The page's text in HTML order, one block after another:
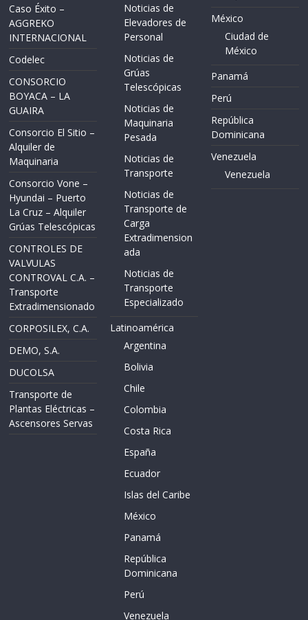
Caso Éxito –
AGGREKO
INTERNACIONAL
Codelec
CONSORCIO
BOYACA – LA
GUAIRA
Consorcio El Sitio –
Alquiler de
Maquinaria
Consorcio Vone –
Hyundai – Puerto
La Cruz – Alquiler
Grúas Telescópicas
CONTROLES DE
VALVULAS
CONTROVAL C.A. –
Transporte
Extradimensionado
CORPOSILEX, C.A.
DEMO, S.A.
DUCOLSA
Transporte de
Plantas Eléctricas –
Ascensores Servas
Noticias de
Elevadores de
Personal
Noticias de
Grúas
Telescópicas
Noticias de
Maquinaria
Pesada
Noticias de
Transporte
Noticias de
Transporte de
Carga
Extradimension
ada
Noticias de
Transporte
Especializado
Latinoamérica
Argentina
Bolivia
Chile
Colombia
Costa Rica
España
Ecuador
Islas del Caribe
México
Panamá
República
Dominicana
Perú
Venezuela
México
Ciudad de
México
Panamá
Perú
República
Dominicana
Venezuela
Venezuela